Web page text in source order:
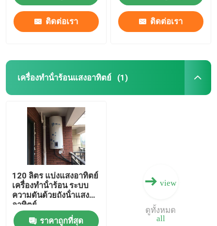
ติดต่อเรา ติดต่อเรา
เครื่องทําน้ําร้อนแสงอาทิตย์ (1)
120 ลิตร แบ่งแสงอาทิตย์
เครื่องทําน้ําร้อน ระบบ
ความดันด้วยถังน้ําแสง
อาทิตย์
ราคาถูกที่สุด
view
all
ดูทั้งหมด